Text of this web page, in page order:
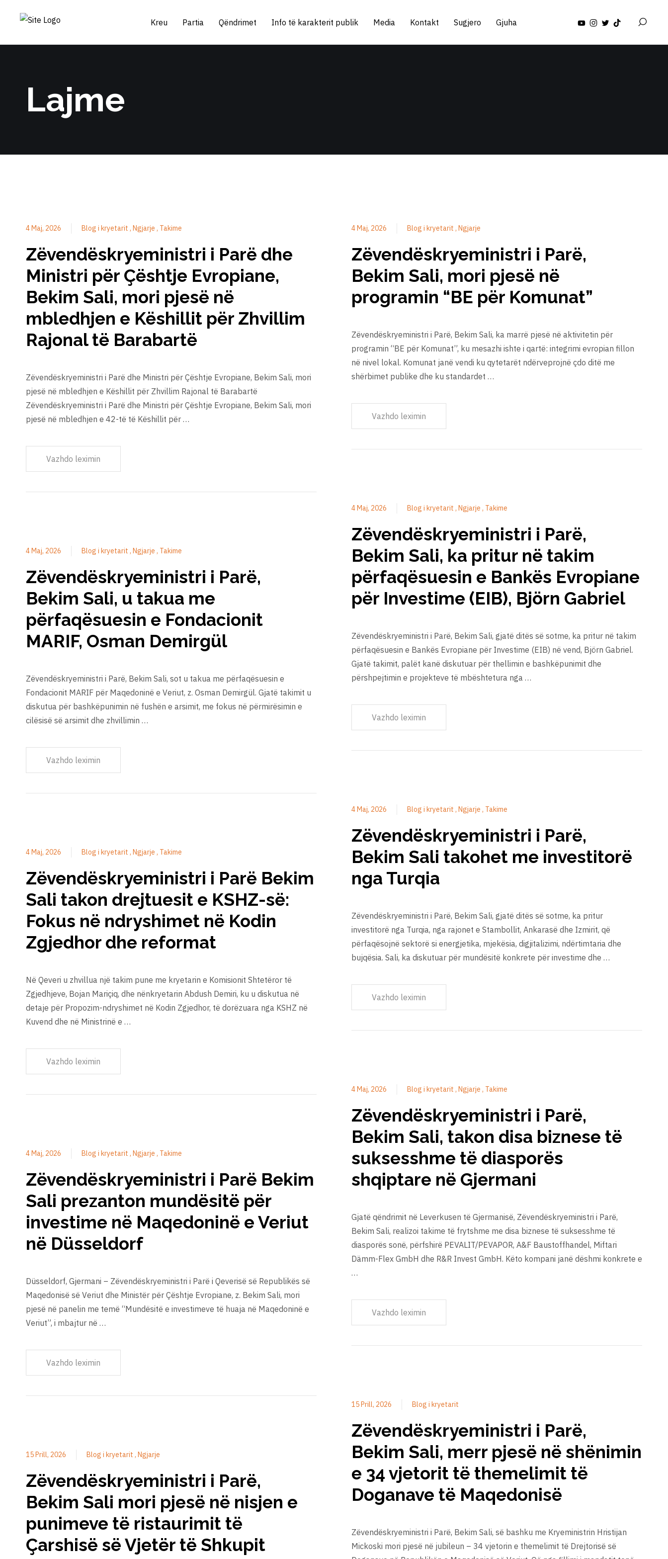
Kreu Partia Qëndrimet Info të karakterit publik Media Kontakt Sugjero Gjuha
Lajme
4 Maj, 2026 Blog i kryetarit Ngjarje Takime
Zëvendëskryeministri i Parë dhe
Ministri për Çështje Evropiane,
Bekim Sali, mori pjesë në
mbledhjen e Këshillit për Zhvillim
Rajonal të Barabartë
Zëvendëskryeministri i Parë dhe Ministri për Çështje Evropiane, Bekim Sali, mori
pjesë në mbledhjen e Këshillit për Zhvillim Rajonal të Barabartë
Zëvendëskryeministri i Parë dhe Ministri për Çështje Evropiane, Bekim Sali, mori
pjesë në mbledhjen e 42-të të Këshillit për …
Vazhdo leximin
4 Maj, 2026 Blog i kryetarit Ngjarje Takime
Zëvendëskryeministri i Parë,
Bekim Sali, u takua me
përfaqësuesin e Fondacionit
MARIF, Osman Demirgül
Zëvendëskryeministri i Parë, Bekim Sali, sot u takua me përfaqësuesin e
Fondacionit MARIF për Maqedoninë e Veriut, z. Osman Demirgül. Gjatë takimit u
diskutua për bashkëpunimin në fushën e arsimit, me fokus në përmirësimin e
cilësisë së arsimit dhe zhvillimin …
Vazhdo leximin
4 Maj, 2026 Blog i kryetarit Ngjarje Takime
Zëvendëskryeministri i Parë Bekim
Sali takon drejtuesit e KSHZ-së:
Fokus në ndryshimet në Kodin
Zgjedhor dhe reformat
Në Qeveri u zhvillua një takim pune me kryetarin e Komisionit Shtetëror të
Zgjedhjeve, Bojan Mariçiq, dhe nënkryetarin Abdush Demiri, ku u diskutua në
detaje për Propozim-ndryshimet në Kodin Zgjedhor, të dorëzuara nga KSHZ në
Kuvend dhe në Ministrinë e …
Vazhdo leximin
4 Maj, 2026 Blog i kryetarit Ngjarje Takime
Zëvendëskryeministri i Parë Bekim
Sali prezanton mundësitë për
investime në Maqedoninë e Veriut
në Düsseldorf
Düsseldorf, Gjermani – Zëvendëskryeministri i Parë i Qeverisë së Republikës së
Maqedonisë së Veriut dhe Ministër për Çështje Evropiane, z. Bekim Sali, mori
pjesë në panelin me temë “Mundësitë e investimeve të huaja në Maqedoninë e
Veriut”, i mbajtur në …
Vazhdo leximin
15 Prill, 2026 Blog i kryetarit Ngjarje
Zëvendëskryeministri i Parë,
Bekim Sali mori pjesë në nisjen e
punimeve të ristaurimit të
Çarshisë së Vjetër të Shkupit
4 Maj, 2026 Blog i kryetarit Ngjarje
Zëvendëskryeministri i Parë,
Bekim Sali, mori pjesë në
programin “BE për Komunat”
Zëvendëskryeministri i Parë, Bekim Sali, ka marrë pjesë në aktivitetin për
programin “BE për Komunat”, ku mesazhi ishte i qartë: integrimi evropian fillon
në nivel lokal. Komunat janë vendi ku qytetarët ndërveprojnë çdo ditë me
shërbimet publike dhe ku standardet …
Vazhdo leximin
4 Maj, 2026 Blog i kryetarit Ngjarje Takime
Zëvendëskryeministri i Parë,
Bekim Sali, ka pritur në takim
përfaqësuesin e Bankës Evropiane
për Investime (EIB), Björn Gabriel
Zëvendëskryeministri i Parë, Bekim Sali, gjatë ditës së sotme, ka pritur në takim
përfaqësuesin e Bankës Evropiane për Investime (EIB) në vend, Björn Gabriel.
Gjatë takimit, palët kanë diskutuar për thellimin e bashkëpunimit dhe
përshpejtimin e projekteve të mbështetura nga …
Vazhdo leximin
4 Maj, 2026 Blog i kryetarit Ngjarje Takime
Zëvendëskryeministri i Parë,
Bekim Sali takohet me investitorë
nga Turqia
Zëvendëskryeministri i Parë, Bekim Sali, gjatë ditës së sotme, ka pritur
investitorë nga Turqia, nga rajonet e Stambollit, Ankarasë dhe Izmirit, që
përfaqësojnë sektorë si energjetika, mjekësia, digjitalizimi, ndërtimtaria dhe
bujqësia. Sali, ka diskutuar për mundësitë konkrete për investime dhe …
Vazhdo leximin
4 Maj, 2026 Blog i kryetarit Ngjarje Takime
Zëvendëskryeministri i Parë,
Bekim Sali, takon disa biznese të
suksesshme të diasporës
shqiptare në Gjermani
Gjatë qëndrimit në Leverkusen të Gjermanisë, Zëvendëskryeministri i Parë,
Bekim Sali, realizoi takime të frytshme me disa biznese të suksesshme të
diasporës sonë, përfshirë PEVALIT/PEVAPOR, A&F Baustoffhandel, Miftari
Dämm-Flex GmbH dhe R&R Invest GmbH. Këto kompani janë dëshmi konkrete e
…
Vazhdo leximin
15 Prill, 2026 Blog i kryetarit
Zëvendëskryeministri i Parë,
Bekim Sali, merr pjesë në shënimin
e 34 vjetorit të themelimit të
Doganave të Maqedonisë
Zëvendëskryeministri i Parë, Bekim Sali, së bashku me Kryeministrin Hristijan
Mickoski mori pjesë në jubileun – 34 vjetorin e themelimit të Drejtorisë së